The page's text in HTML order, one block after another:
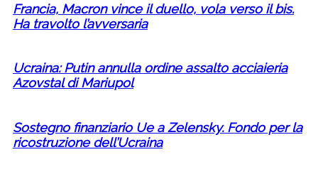
Francia, Macron vince il duello, vola verso il bis.
Ha travolto l’avversaria
Ucraina: Putin annulla ordine assalto acciaieria
Azovstal di Mariupol
Sostegno finanziario Ue a Zelensky. Fondo per la
ricostruzione dell’Ucraina